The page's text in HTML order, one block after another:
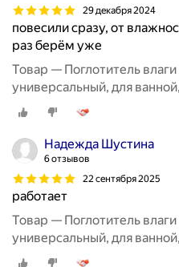
29 декабря 2024
повесили сразу, от
раз берём уже
Товар — Поглотитель влаги
универсальный, для
набор 3 штуки
Надежда Шустина
6 отзывов
22 сентября 2025
работает
Товар — Поглотитель влаги
универсальный, для
набор 3 штуки